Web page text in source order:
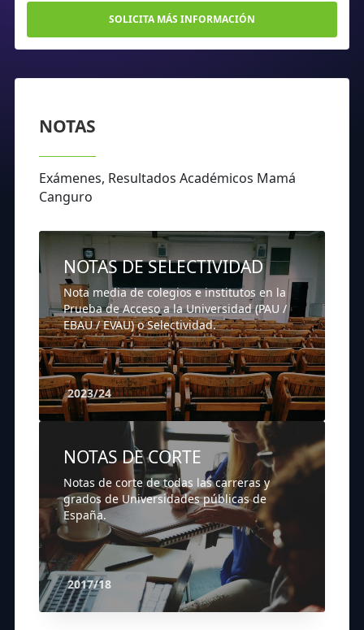
SOLICITA MÁS INFORMACIÓN
NOTAS
Exámenes, Resultados Académicos Mamá
Canguro
NOTAS DE SELECTIVIDAD
Nota media de colegios e institutos en la
Prueba de Acceso a la Universidad (PAU /
EBAU / EVAU) o Selectividad.
2023/24
NOTAS DE CORTE
Notas de corte de todas las carreras y
grados de Universidades públicas de
España.
2017/18